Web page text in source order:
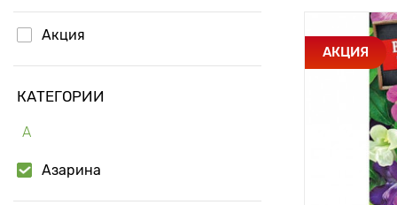
Акция
КАТЕГОРИИ
А
Азарина
АКЦИЯ
Высота
Растояние
растениями